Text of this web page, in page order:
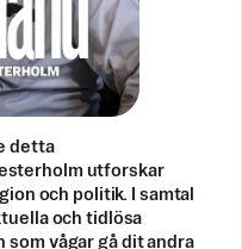
detta
utforskar
och politik. I samtal
och tidlösa
som vågar gå dit andra